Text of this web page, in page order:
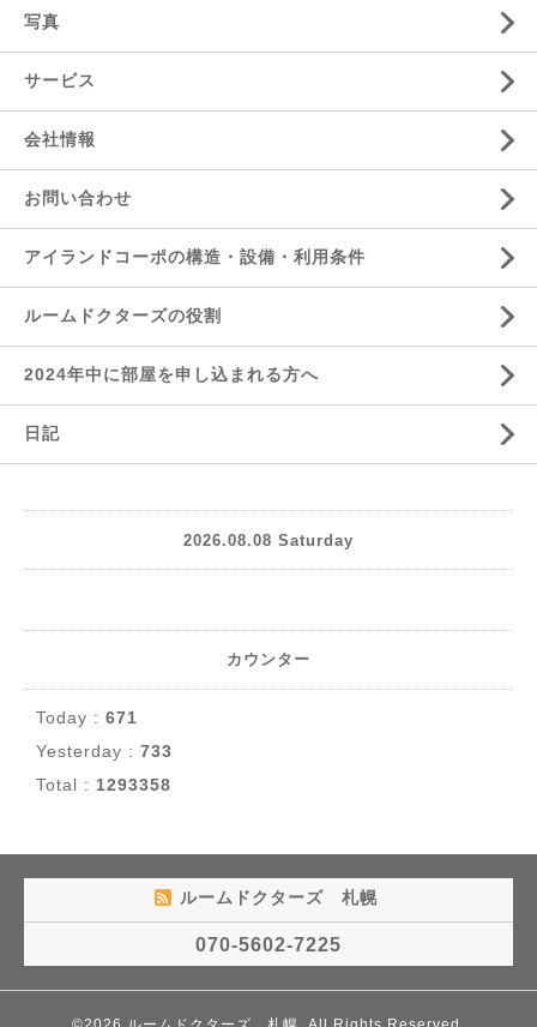
写真
サービス
会社情報
お問い合わせ
アイランドコーポの構造・設備・利用条件
ルームドクターズの役割
2024年中に部屋を申し込まれる方へ
日記
2026.08.08 Saturday
カウンター
Today : 671
Yesterday : 733
Total : 1293358
ルームドクターズ 札幌
070-5602-7225